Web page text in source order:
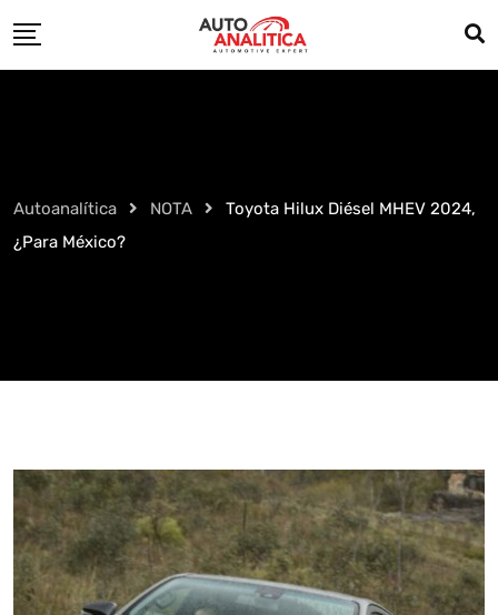
to
Autoanalítica NOTA
Toyota Hilux Diésel MHEV 2024,
¿Para México?